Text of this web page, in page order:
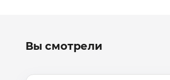
Вы смотрели